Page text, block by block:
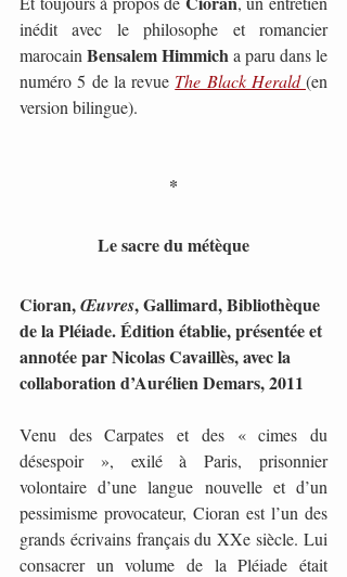
inédit avec le philosophe et romancier
marocain Bensalem Himmich a paru dans le
numéro 5 de la revue The Black Herald (en
version bilingue).
*
Le sacre du métèque
Cioran, Œuvres, Gallimard, Bibliothèque
de la Pléiade. Édition établie, présentée et
annotée par Nicolas Cavaillès, avec la
collaboration d’Aurélien Demars, 2011
Venu des Carpates et des « cimes du
désespoir », exilé à Paris, prisonnier
volontaire d’une langue nouvelle et d’un
pessimisme provocateur, Cioran est l’un des
grands écrivains français du XXe siècle. Lui
consacrer un volume de la Pléiade était